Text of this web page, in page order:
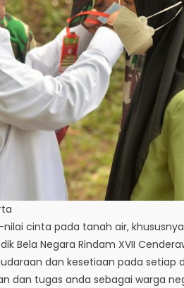
cinta pada tanah air,
Bela Negara Rindam XVII
dan kesetiaan pada setiap
dan tugas anda sebagai warga